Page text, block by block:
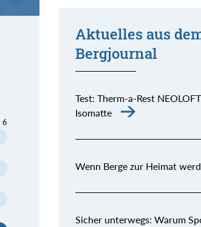
6
Aktuelles aus
Bergjournal
Test: Therm-a-Rest NEOLOFT
Isomatte
Wenn Berge zur Heimat
Sicher unterwegs: Warum